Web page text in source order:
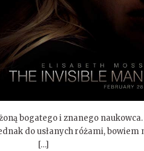
bogatego i znanego naukowca.
do usłanych różami, bowiem
[…]